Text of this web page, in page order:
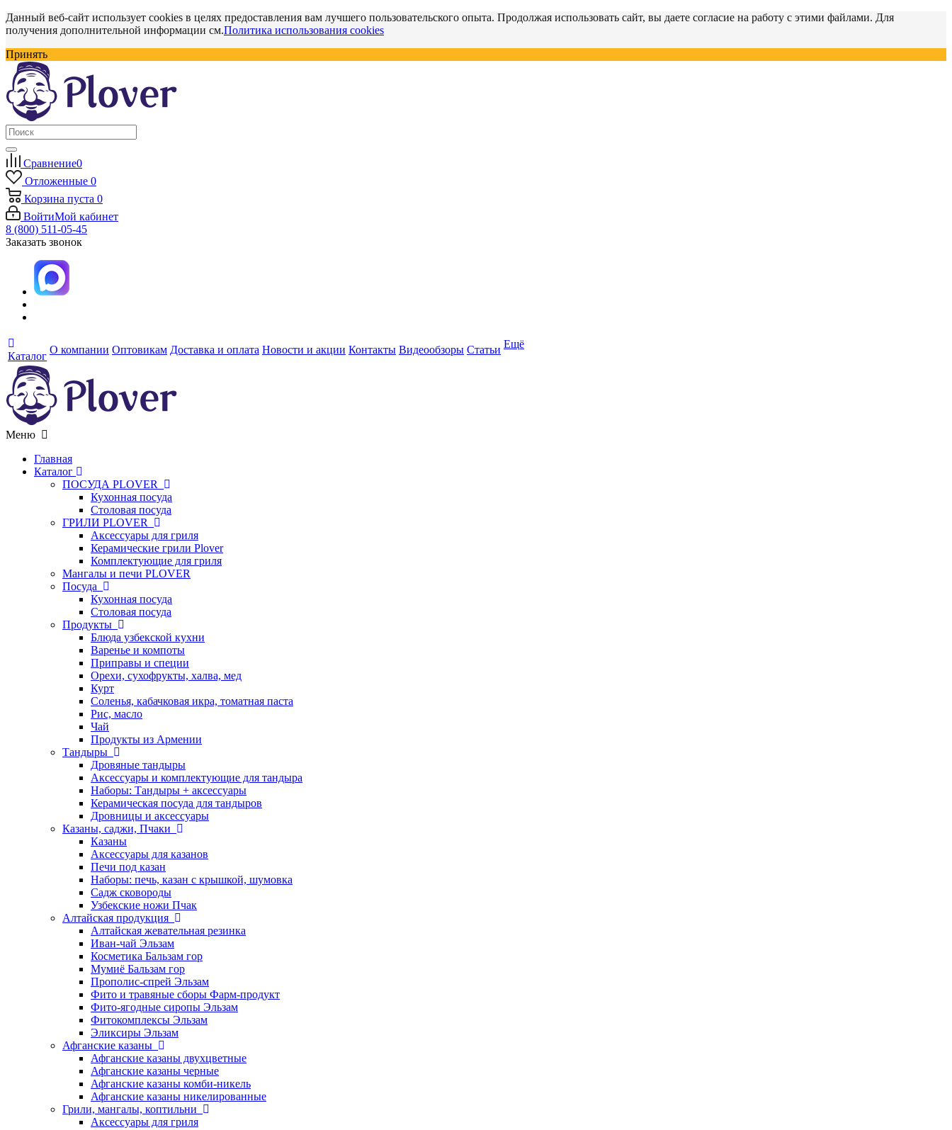
Данный веб-сайт использует cookies в целях предоставления вам лучшего пользовательского опыта. Продолжая использовать сайт, вы даете согласие на работу с этими файлами. Для
получения дополнительной информации см.Политика использования cookies
Принять
Сравнение0
Отложенные 0
Корзина пуста 0
ВойтиМой кабинет
8 (800) 511-05-45
Заказать звонок
Каталог
О компании Оптовикам Доставка и оплата Новости и акции Контакты Видеообзоры Статьи Ещё
Меню
Главная
Каталог
ПОСУДА PLOVER
Кухонная посуда
Столовая посуда
ГРИЛИ PLOVER
Аксессуары для гриля
Керамические грили Plover
Комплектующие для гриля
Мангалы и печи PLOVER
Посуда
Кухонная посуда
Столовая посуда
Продукты
Блюда узбекской кухни
Варенье и компоты
Приправы и специи
Орехи, сухофрукты, халва, мед
Курт
Соленья, кабачковая икра, томатная паста
Рис, масло
Чай
Продукты из Армении
Тандыры
Дровяные тандыры
Аксессуары и комплектующие для тандыра
Наборы: Тандыры + аксессуары
Керамическая посуда для тандыров
Дровницы и аксессуары
Казаны, саджи, Пчаки
Казаны
Аксессуары для казанов
Печи под казан
Наборы: печь, казан с крышкой, шумовка
Садж сковороды
Узбекские ножи Пчак
Алтайская продукция
Алтайская жевательная резинка
Иван-чай Эльзам
Косметика Бальзам гор
Мумиё Бальзам гор
Прополис-спрей Эльзам
Фито и травяные сборы Фарм-продукт
Фито-ягодные сиропы Эльзам
Фитокомплексы Эльзам
Эликсиры Эльзам
Афганские казаны
Афганские казаны двухцветные
Афганские казаны черные
Афганские казаны комби-никель
Афганские казаны никелированные
Грили, мангалы, коптильни
Аксессуары для гриля